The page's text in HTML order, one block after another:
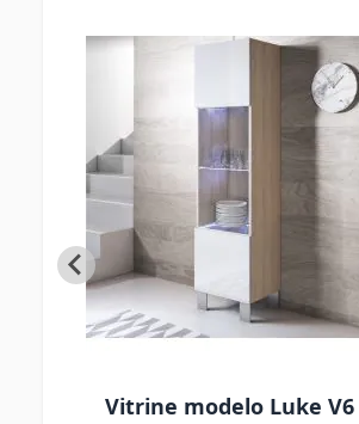
Vitrine modelo Luke V6